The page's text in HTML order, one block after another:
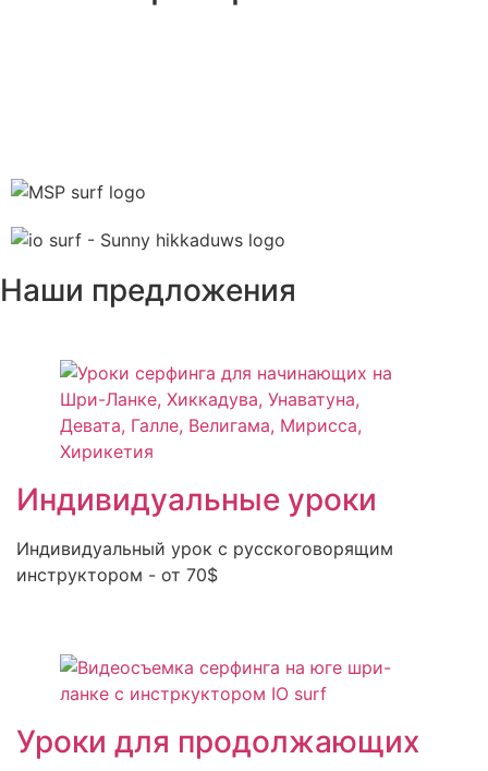
Наши предложения
Индивидуальные уроки
Индивидуальный урок с русскоговорящим
инструктором - от 70$
Уроки для продолжающих